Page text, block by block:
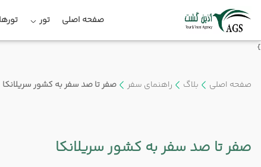
صفحه اصلی تور
}
صفحه اصلی بلاگ راهنمای سفر صفر تا صد سفر به کشور سریلانکا
صفر تا صد سفر به کشور سریلانکا